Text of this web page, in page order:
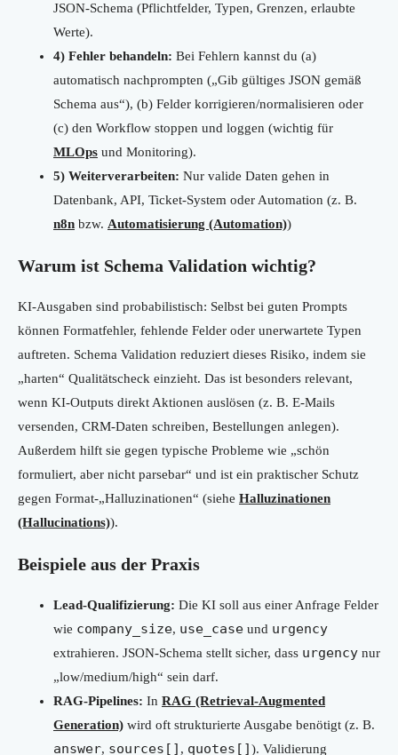
JSON-Schema (Pflichtfelder, Typen, Grenzen, erlaubte
Werte).
4) Fehler behandeln: Bei Fehlern kannst du (a)
automatisch nachprompten („Gib gültiges JSON gemäß
Schema aus“), (b) Felder korrigieren/normalisieren oder
(c) den Workflow stoppen und loggen (wichtig für
MLOps und Monitoring).
5) Weiterverarbeiten: Nur valide Daten gehen in
Datenbank, API, Ticket-System oder Automation (z. B.
n8n bzw. Automatisierung (Automation))
Warum ist Schema Validation wichtig?
KI-Ausgaben sind probabilistisch: Selbst bei guten Prompts
können Formatfehler, fehlende Felder oder unerwartete Typen
auftreten. Schema Validation reduziert dieses Risiko, indem sie
„harten“ Qualitätscheck einzieht. Das ist besonders relevant,
wenn KI-Outputs direkt Aktionen auslösen (z. B. E-Mails
versenden, CRM-Daten schreiben, Bestellungen anlegen).
Außerdem hilft sie gegen typische Probleme wie „schön
formuliert, aber nicht parsebar“ und ist ein praktischer Schutz
gegen Format-„Halluzinationen“ (siehe Halluzinationen
(Hallucinations)).
Beispiele aus der Praxis
Lead-Qualifizierung: Die KI soll aus einer Anfrage Felder
wie company_size, use_case und urgency
extrahieren. JSON-Schema stellt sicher, dass urgency nur
„low/medium/high“ sein darf.
RAG-Pipelines: In RAG (Retrieval-Augmented
Generation) wird oft strukturierte Ausgabe benötigt (z. B.
answer, sources[] , quotes[]). Validierung